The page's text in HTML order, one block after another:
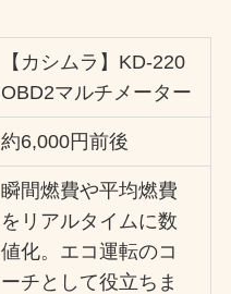
【カシムラ】KD-220
OBD2マルチメーター
約6,000円前後
瞬間燃費や平均燃費
をリアルタイムに数
値化。エコ運転のコ
ーチとして役立ちま